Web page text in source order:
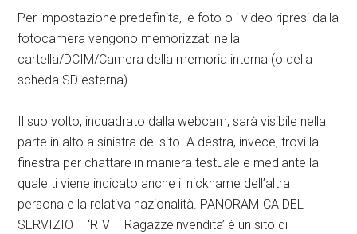
Per impostazione predefinita, le foto o i video ripresi dalla
fotocamera vengono memorizzati nella
cartella/DCIM/Camera della memoria interna (o della
scheda SD esterna).
Il suo volto, inquadrato dalla webcam, sarà visibile nella
parte in alto a sinistra del sito. A destra, invece, trovi la
finestra per chattare in maniera testuale e mediante la
quale ti viene indicato anche il nickname dell’altra
persona e la relativa nazionalità. PANORAMICA DEL
SERVIZIO – ‘RIV – Ragazzeinvendita’ è un sito di